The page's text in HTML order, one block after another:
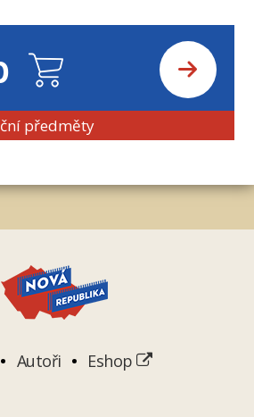
předměty
Autoři Eshop